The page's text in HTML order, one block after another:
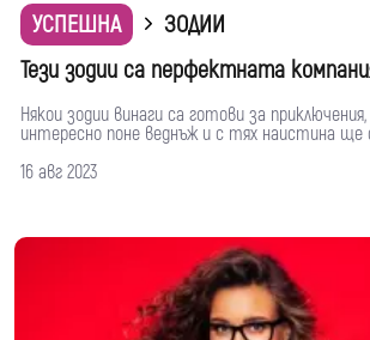
УСПЕШНА
ЗОДИИ
Тези зодии са перфектната
Някои зодии винаги са готови за
интересно поне веднъж и с тях наистина ще
16 авг 2023